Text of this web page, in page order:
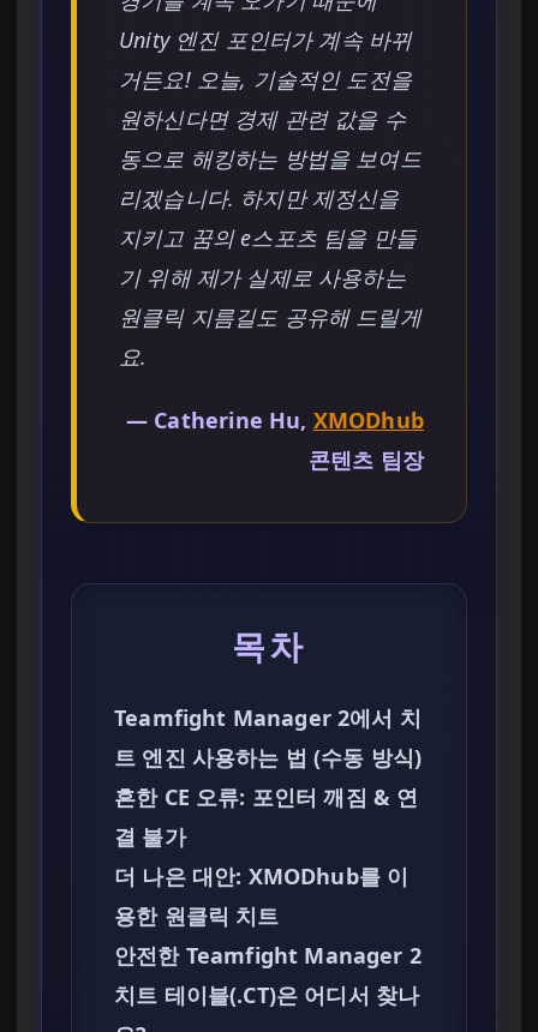
Unity 엔진 포인터가 계속 바뀌
거든요! 오늘, 기술적인 도전을
원하신다면 경제 관련 값을 수
동으로 해킹하는 방법을 보여드
리겠습니다. 하지만 제정신을
지키고 꿈의 e스포츠 팀을 만들
기 위해 제가 실제로 사용하는
원클릭 지름길도 공유해 드릴게
요.
— Catherine Hu, XMODhub
콘텐츠 팀장
목차
Teamfight Manager 2에서 치
트 엔진 사용하는 법 (수동 방식)
흔한 CE 오류: 포인터 깨짐 & 연
결 불가
더 나은 대안: XMODhub를 이
용한 원클릭 치트
안전한 Teamfight Manager 2
치트 테이블(.CT)은 어디서 찾나